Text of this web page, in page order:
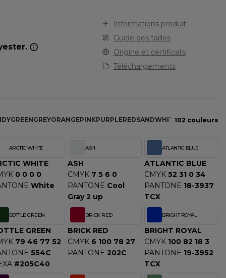
VESTE - BLOUSON
THE ONE TOWELLING
VELILLA
WESTFORD MILL
Y
YOKO
Informations produit
Guide des tailles
Origine et certificats
Téléchargements
GREENGREYORANGEPINKPURPLEREDSANDWHITEYELLOW
102 couleurs
ARCTIC WHITE
WHITE
0 0 0 0
White
ASH
ASH
CMYK 7 5 6 0
PANTONE Cool
Gray 2 up
ATLANTIC BLUE
ATLANTIC BLUE
CMYK 52 31 0 34
PANTONE 18-3937
TCX
BOTTLE GREEN
GREEN
79 46 77 52
554C
#205C40
BRICK RED
BRICK RED
CMYK 6 100 78 27
PANTONE 202C
BRIGHT ROYAL
BRIGHT ROYAL
CMYK 100 82 18 3
PANTONE 19-3952
TCX